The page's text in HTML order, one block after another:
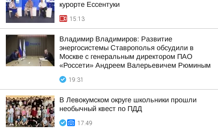
курорте Ессентуки
15:13
Владимир Владимиров: Развитие
энергосистемы Ставрополья обсудили в
Москве с генеральным директором ПАО
«Россети» Андреем Валерьевичем Рюминым
19:31
В Левокумском округе школьники прошли
необычный квест по ПДД
17:49